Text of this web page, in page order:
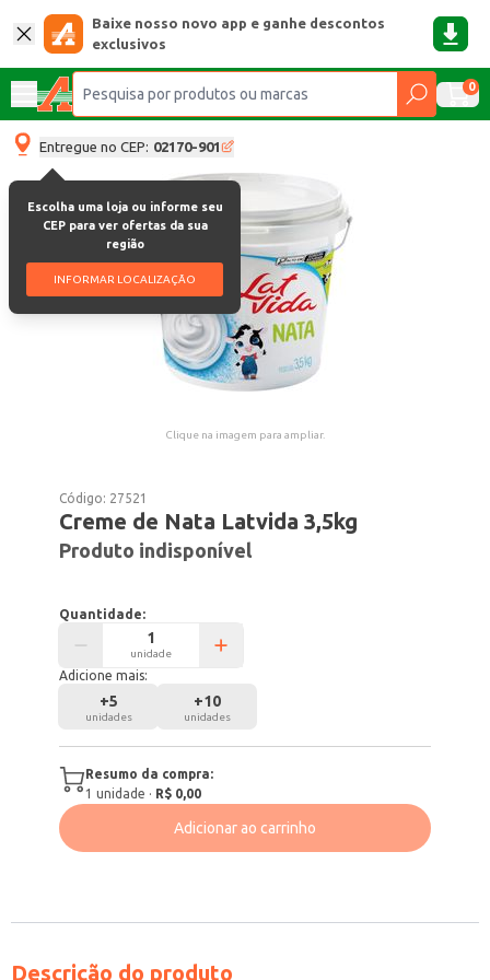
Baixe nosso novo app e ganhe descontos
exclusivos
0
Entregue no CEP: 02170-901
Escolha uma loja ou informe seu
CEP para ver ofertas da sua
região
INFORMAR LOCALIZAÇÃO
Clique na imagem para ampliar.
Código: 27521
Creme de Nata Latvida 3,5kg
Produto indisponível
Quantidade:
unidade
Adicione mais:
+5
unidades
+10
unidades
Resumo da compra:
1 unidade · R$ 0,00
Adicionar ao carrinho
Descrição do produto